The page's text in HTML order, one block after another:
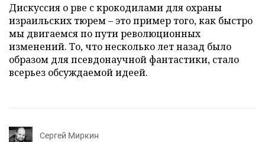
Дискуссия о рве с крокодилами для охраны
израильских тюрем – это пример того, как быстро
мы двигаемся по пути революционных
изменений. То, что несколько лет назад было
образом для псевдонаучной фантастики, стало
всерьез обсуждаемой идеей.
Сергей Миркин